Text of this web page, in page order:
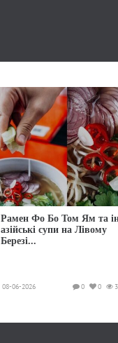
Рамен Фо Бо Том Ям та
азійські супи на Лівому
Березі...
08-06-2026 0
0